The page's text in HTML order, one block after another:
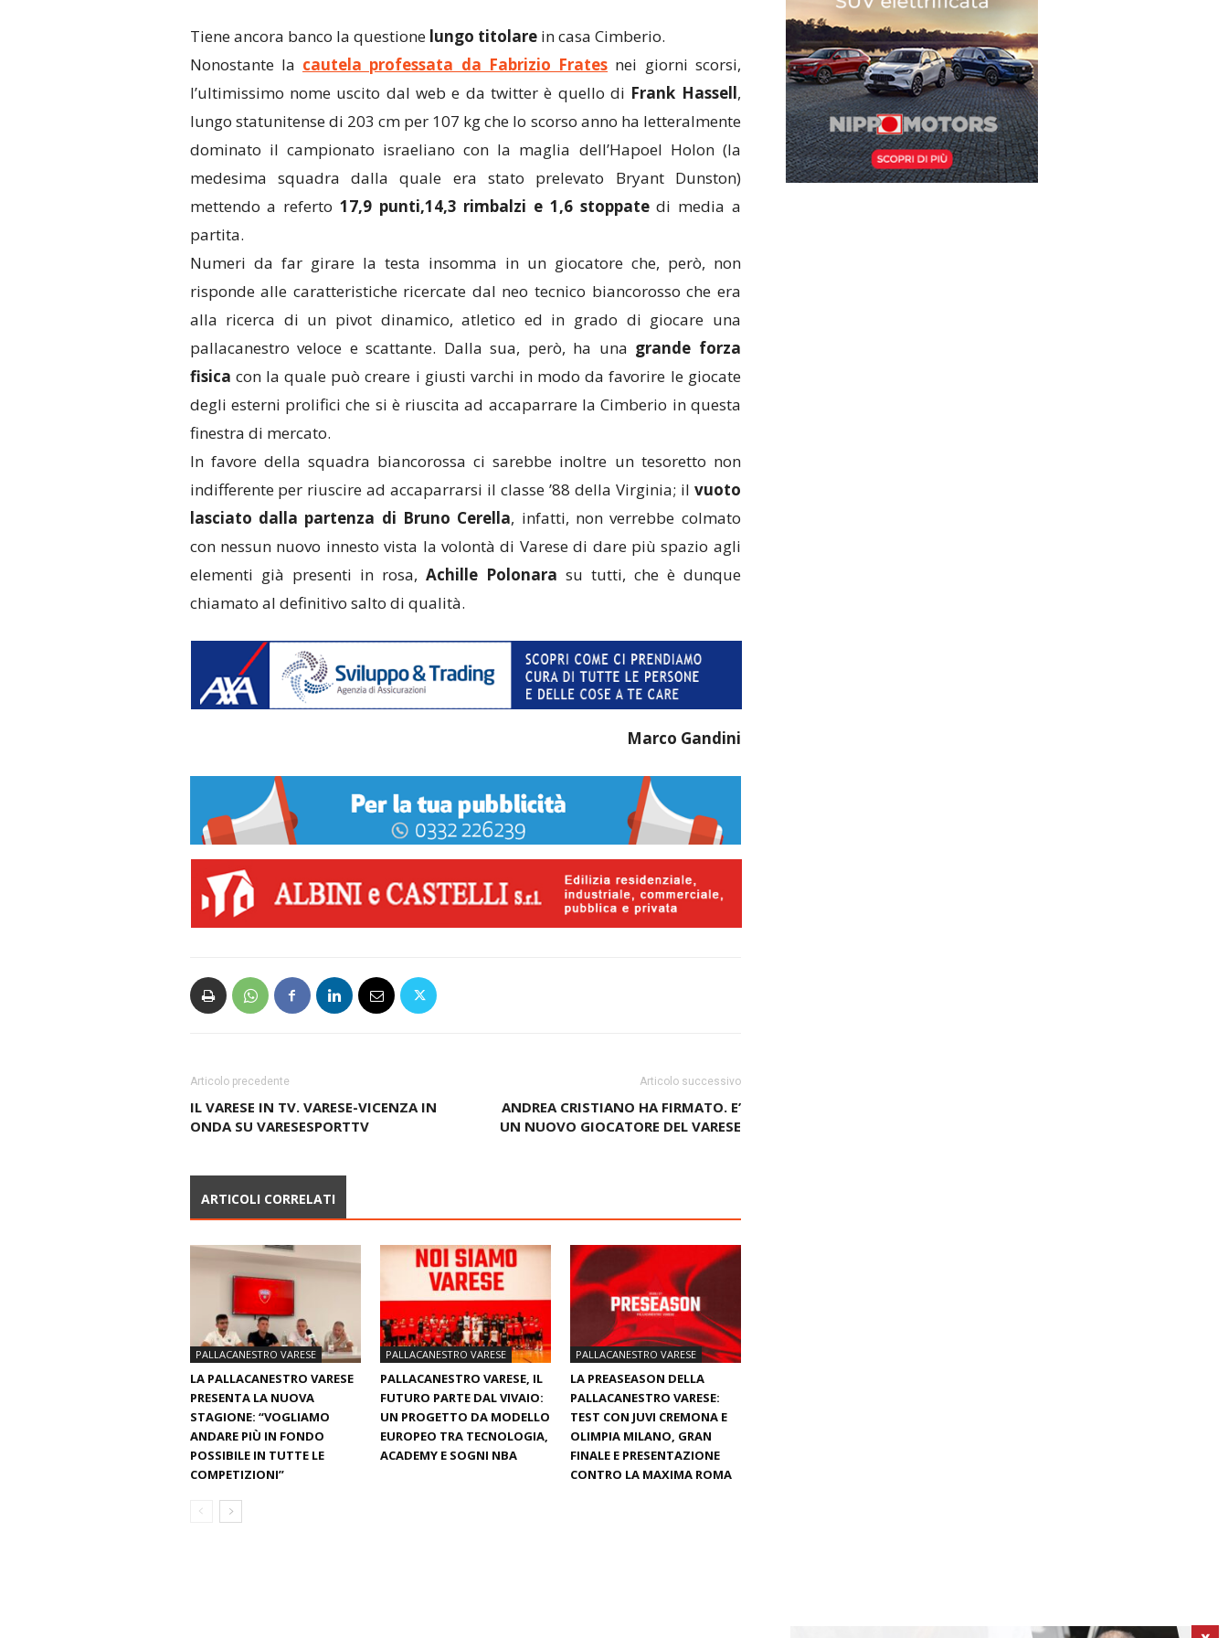
Tiene ancora banco la questione lungo titolarein casa Cimberio.
Nonostante la cautela professata da Fabrizio Frates nei giorni scorsi,
l’ultimissimo nome uscito dal web e da twitter è quello di Frank Hassell,
lungo statunitense di 203 cm per 107 kg che lo scorso anno ha letteralmente
dominato il campionato israeliano con la maglia dell’Hapoel Holon (la
medesima squadra dalla quale era stato prelevato Bryant Dunston)
mettendo a referto 17,9 punti,14,3 rimbalzi e 1,6 stoppatedi media a
partita.
Numeri da far girare la testa insomma in un giocatore che, però, non
risponde alle caratteristiche ricercate dal neo tecnico biancorosso che era
alla ricerca di un pivot dinamico, atletico ed in grado di giocare una
pallacanestro veloce e scattante. Dalla sua, però, ha una grande forza
fisica con la quale può creare i giusti varchi in modo da favorire le giocate
degli esterni prolifici che si è riuscita ad accaparrare la Cimberio in questa
finestra di mercato.
In favore della squadra biancorossa ci sarebbe inoltre un tesoretto non
indifferente per riuscire ad accaparrarsi il classe ’88 della Virginia; il vuoto
lasciato dalla partenza di Bruno Cerella, infatti, non verrebbe colmato
con nessun nuovo innesto vista la volontà di Varese di dare più spazio agli
elementi già presenti in rosa, Achille Polonara su tutti, che è dunque
chiamato al definitivo salto di qualità.
Marco Gandini
Articolo precedente
IL VARESE IN TV. VARESE-VICENZA IN
ONDA SU VARESESPORTTV
Articolo successivo
ANDREA CRISTIANO HA FIRMATO. E’
UN NUOVO GIOCATORE DEL VARESE
ARTICOLI CORRELATI
PALLACANESTRO VARESE
LA PALLACANESTRO VARESE
PRESENTA LA NUOVA
STAGIONE: “VOGLIAMO
ANDARE PIÙ IN FONDO
POSSIBILE IN TUTTE LE
COMPETIZIONI”
PALLACANESTRO VARESE
PALLACANESTRO VARESE, IL
FUTURO PARTE DAL VIVAIO:
UN PROGETTO DA MODELLO
EUROPEO TRA TECNOLOGIA,
ACADEMY E SOGNI NBA
PALLACANESTRO VARESE
LA PREASEASON DELLA
PALLACANESTRO VARESE:
TEST CON JUVI CREMONA E
OLIMPIA MILANO, GRAN
FINALE E PRESENTAZIONE
CONTRO LA MAXIMA ROMA